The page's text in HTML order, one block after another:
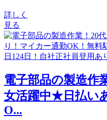
詳しく
見る
電子部品の製造作
女活躍中★日払い
O...